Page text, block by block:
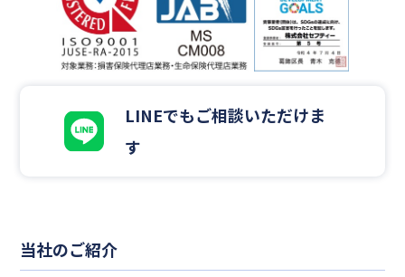
LINEでもご相談いただけま
す
当社のご紹介